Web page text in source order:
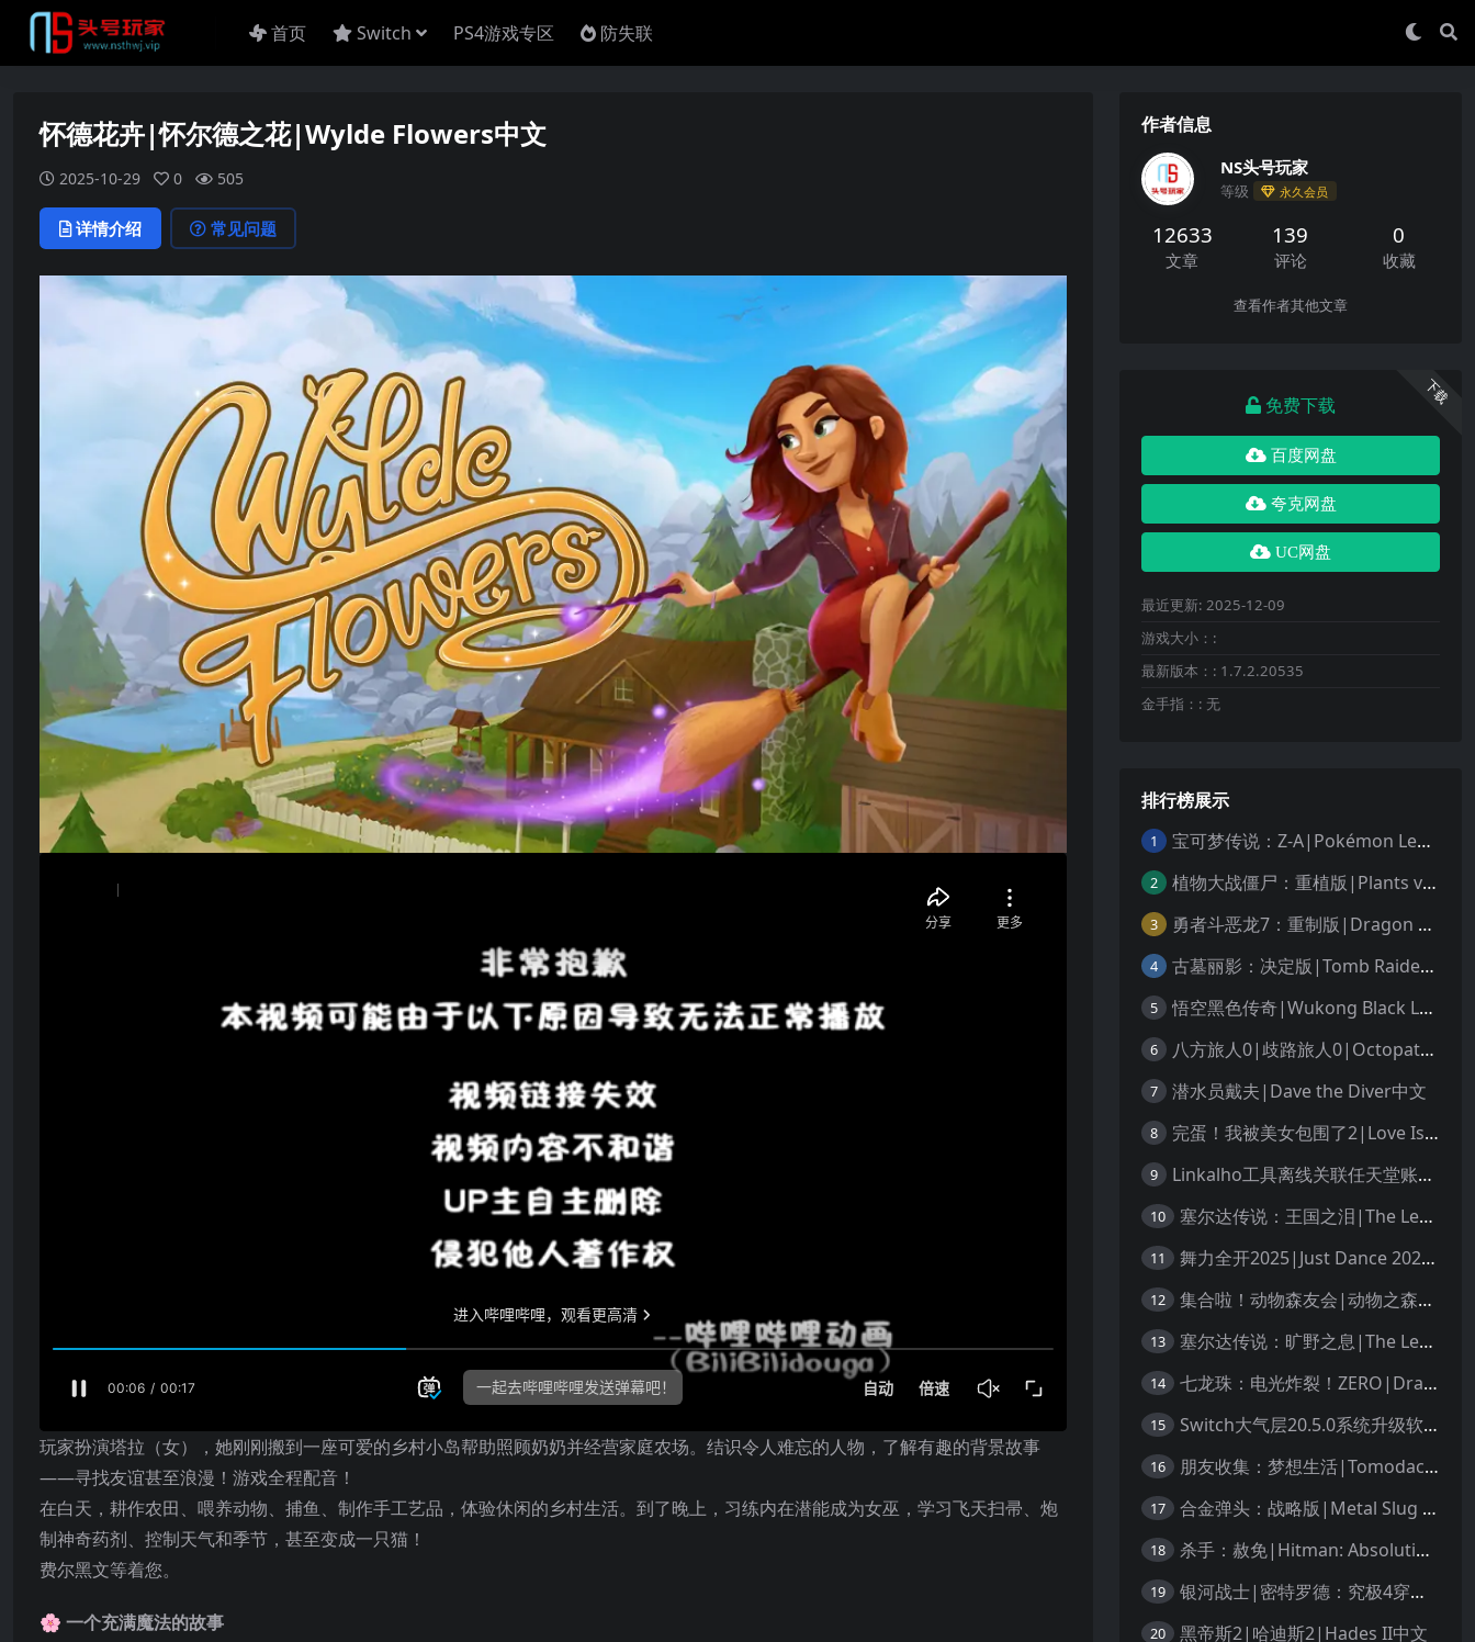
首页 Switch PS4游戏专区 防失联
怀德花卉|怀尔德之花|Wylde Flowers中文
2025-10-29 0 505
详情介绍 常见问题
玩家扮演塔拉（女），她刚刚搬到一座可爱的乡村小岛帮助照顾奶奶并经营家庭农场。结识令人难忘的人物，了解有趣的背景故事
——寻找友谊甚至浪漫！游戏全程配音！
在白天，耕作农田、喂养动物、捕鱼、制作手工艺品，体验休闲的乡村生活。到了晚上，习练内在潜能成为女巫，学习飞天扫帚、炮
制神奇药剂、控制天气和季节，甚至变成一只猫！
费尔黑文等着您。
🌸 一个充满魔法的故事
作者信息
NS头号玩家
等级 永久会员
12633
文章
139
评论
0
收藏
查看作者其他文章
下载
免费下载
百度网盘
夸克网盘
UC网盘
最近更新: 2025-12-09
游戏大小：:
最新版本：: 1.7.2.20535
金手指：: 无
排行榜展示
1 宝可梦传说：Z-A|Pokémon Legends: Z-A中文
2 植物大战僵尸：重植版|Plants vs. Zombies: Replanted中文
3 勇者斗恶龙7：重制版|Dragon Quest VII Reimagined中文
4 古墓丽影：决定版|Tomb Raider: Definitive Edition中文
5 悟空黑色传奇|Wukong Black Legend
6 八方旅人0|歧路旅人0|Octopath Traveler 0中文
7 潜水员戴夫|Dave the Diver中文
8 完蛋！我被美女包围了2|Love Is All Around 2中文
9 Linkalho工具离线关联任天堂账户教程
10 塞尔达传说：王国之泪|The Legend of Zelda: Tears of the Kingdom中文
11 舞力全开2025|Just Dance 2025中文
12 集合啦！动物森友会|动物之森|Animal Crossing: New Horizons中文
13 塞尔达传说：旷野之息|The Legend of Zelda: Breath of the Wild中文
14 七龙珠：电光炸裂！ZERO|Dragon Ball: Sparking! Zero中文
15 Switch大气层20.5.0系统升级软硬破通用教程
16 朋友收集：梦想生活|Tomodachi Life: Living the Dream中文
17 合金弹头：战略版|Metal Slug Tactics中文
18 杀手：赦免|Hitman: Absolution汉化
19 银河战士|密特罗德：究极4穿越未知|Metroid Prime 4: Beyond中文
20 黑帝斯2|哈迪斯2|Hades II中文